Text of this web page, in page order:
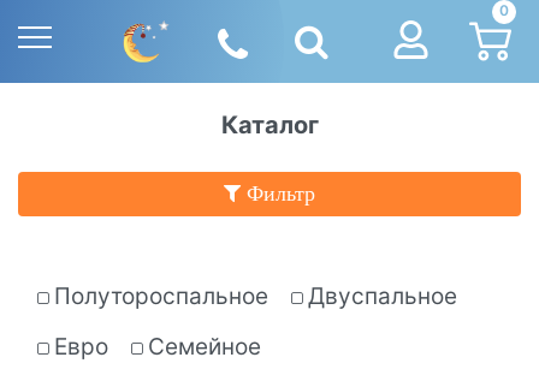
0
Каталог
Фильтр
Полутороспальное
Двуспальное
Евро
Семейное